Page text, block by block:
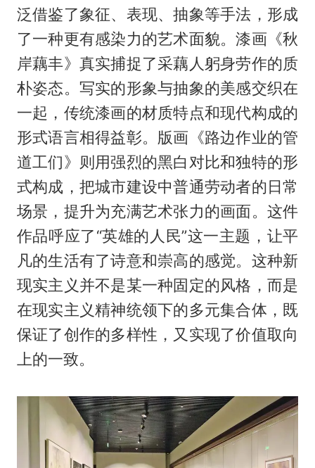
泛借鉴了象征、表现、抽象等手法，形成
了一种更有感染力的艺术面貌。漆画《秋
岸藕丰》真实捕捉了采藕人躬身劳作的质
朴姿态。写实的形象与抽象的美感交织在
一起，传统漆画的材质特点和现代构成的
形式语言相得益彰。版画《路边作业的管
道工们》则用强烈的黑白对比和独特的形
式构成，把城市建设中普通劳动者的日常
场景，提升为充满艺术张力的画面。这件
作品呼应了“英雄的人民”这一主题，让平
凡的生活有了诗意和崇高的感觉。这种新
现实主义并不是某一种固定的风格，而是
在现实主义精神统领下的多元集合体，既
保证了创作的多样性，又实现了价值取向
上的一致。